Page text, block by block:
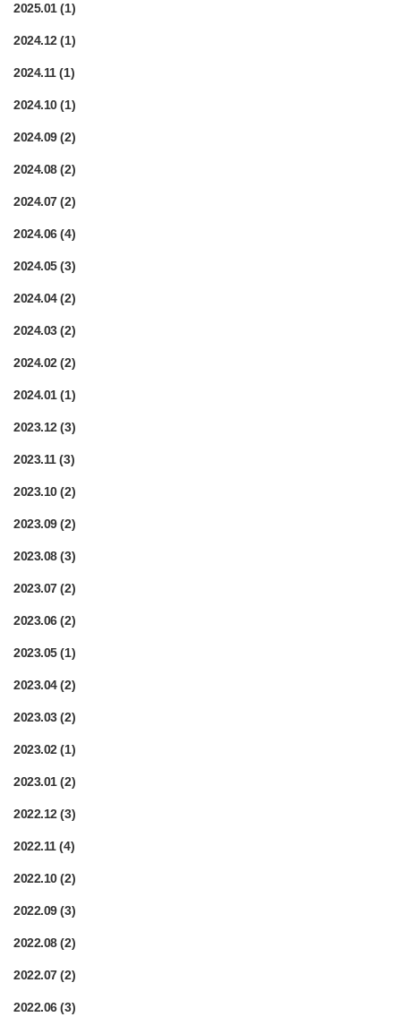
2025.01(1)
2024.12(1)
2024.11(1)
2024.10(1)
2024.09(2)
2024.08(2)
2024.07(2)
2024.06(4)
2024.05(3)
2024.04(2)
2024.03(2)
2024.02(2)
2024.01(1)
2023.12(3)
2023.11(3)
2023.10(2)
2023.09(2)
2023.08(3)
2023.07(2)
2023.06(2)
2023.05(1)
2023.04(2)
2023.03(2)
2023.02(1)
2023.01(2)
2022.12(3)
2022.11(4)
2022.10(2)
2022.09(3)
2022.08(2)
2022.07(2)
2022.06(3)